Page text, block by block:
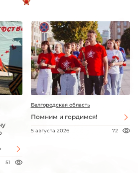
51
Белгородская область
Помним и гордимся!
5 августа 2026 72